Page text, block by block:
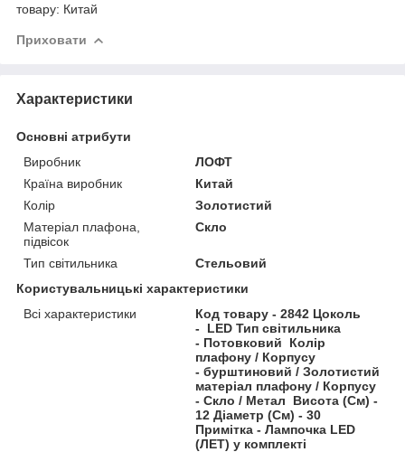
товару: Китай
Приховати
Характеристики
Основні атрибути
Виробник
ЛОФТ
Країна виробник
Китай
Колір
Золотистий
Матеріал плафона,
підвісок
Скло
Тип світильника
Стельовий
Користувальницькі характеристики
Всі характеристики
Код товару - 2842 Цоколь
- LED Тип світильника
- Потовковий Колір
плафону / Корпусу
- бурштиновий / Золотистий
матеріал плафону / Корпусу
- Скло / Метал Висота (См) -
12 Діаметр (См) - 30
Примітка - Лампочка LED
(ЛЕТ) у комплекті